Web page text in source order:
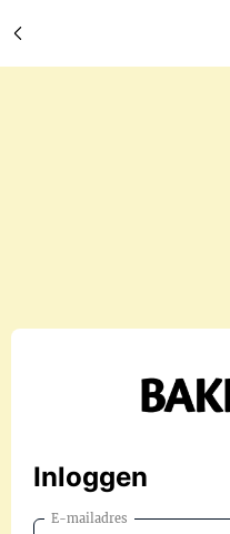
Inloggen
E-mailadres